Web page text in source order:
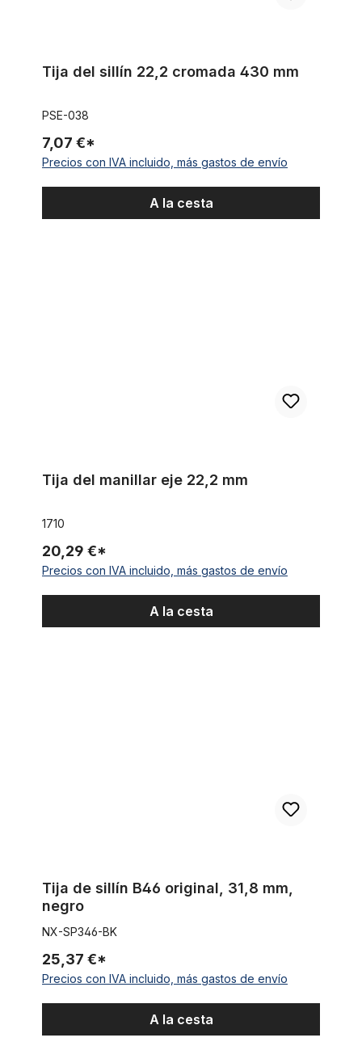
Tija del sillín 22,2 cromada 430 mm
PSE-038
7,07 €*
Precios con IVA incluido, más gastos de envío
A la cesta
Tija del manillar eje 22,2 mm
1710
20,29 €*
Precios con IVA incluido, más gastos de envío
A la cesta
Tija de sillín B46 original, 31,8 mm,
negro
NX-SP346-BK
25,37 €*
Precios con IVA incluido, más gastos de envío
A la cesta